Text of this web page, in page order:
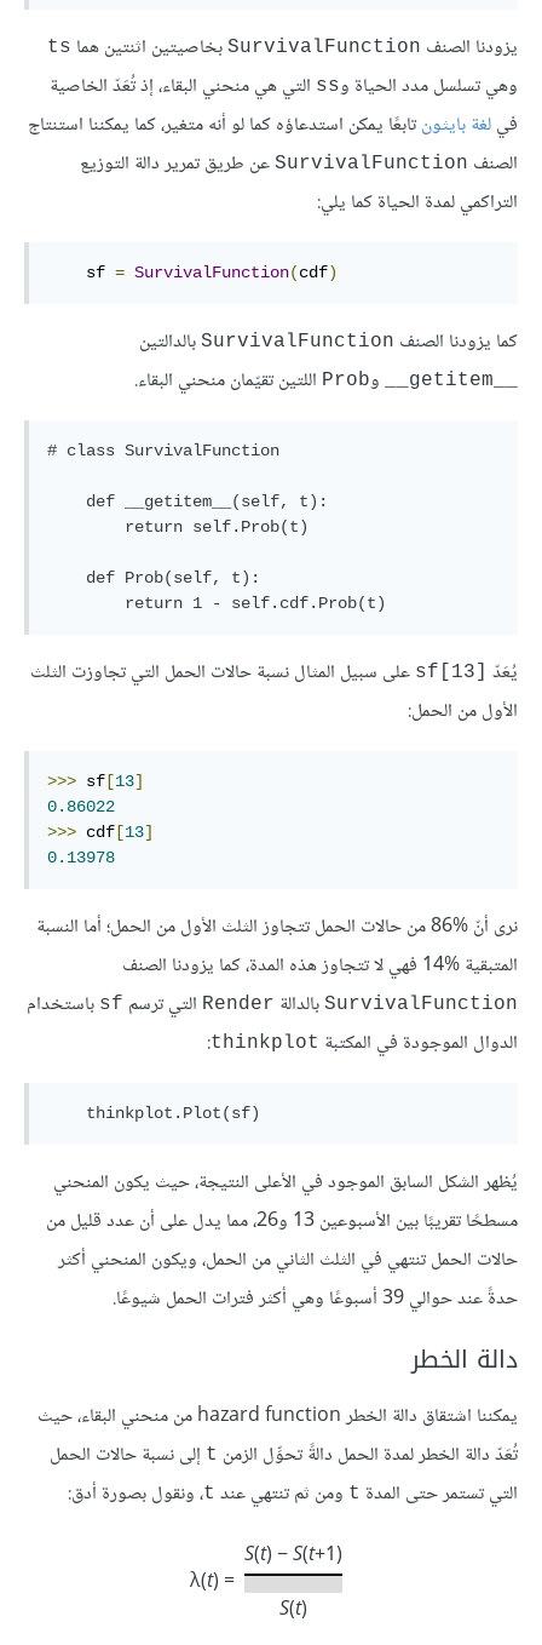
يزودنا الصنف SurvivalFunction بخاصيتين اثنتين هما ts
وهي تسلسل مدد الحياة وss التي هي منحني البقاء، إذ تُعَدّ الخاصية
فيلغة بايثونتابعًا يمكن استدعاؤه كما لو أنه متغير، كما يمكننا استنتاج
الصنف SurvivalFunction عن طريق تمرير دالة التوزيع
التراكمي لمدة الحياة كما يلي:
    sf
= SurvivalFunction(cdf)
كما يزودنا الصنف SurvivalFunction بالدالتين
وProb اللتين تقيّمان منحني البقاء.
# class SurvivalFunction
يُعَدّ sf[13] على سبيل المثال نسبة حالات الحمل التي تجاوزت الثلث
الأول من الحمل:
>>> sf [13]
0.86022
>>> cdf [13]
0.13978
نرى أنّ 86‎%‎ من حالات الحمل تتجاوز الثلث الأول من الحمل؛ أما النسبة
المتبقية 14‎‎%‎ فهي لا تتجاوز هذه المدة، كما يزودنا الصنف
SurvivalFunction بالدالة Render التي ترسم sf باستخدام
الدوال الموجودة في المكتبة thinkplot
:
يُظهر الشكل السابق الموجود في الأعلى النتيجة، حيث يكون المنحني
مسطحًا تقريبًا بين الأسبوعين 13 و26، مما يدل على أن عدد قليل من
حالات الحمل تنتهي في الثلث الثاني من الحمل، ويكون المنحني أكثر
حدةً عند حوالي 39 أسبوعًا وهي أكثر فترات الحمل شيوعًا.
دالة الخطر
يمكننا اشتقاق دالة الخطر hazard function من منحني البقاء، حيث
تُعَدّ دالة الخطر لمدة الحمل دالةً تحوِّل الزمن t إلى نسبة حالات الحمل
التي تستمر حتى المدة t ومن ثم تنتهي عند t، ونقول بصورة أدق:
λ(t) =
S(t) −S(t+1)
S(t)